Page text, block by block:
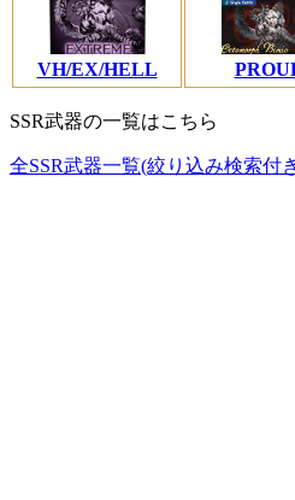
VH/EX/HELL
SSR武器の一覧はこちら
全SSR武器一覧(絞り込み検索付